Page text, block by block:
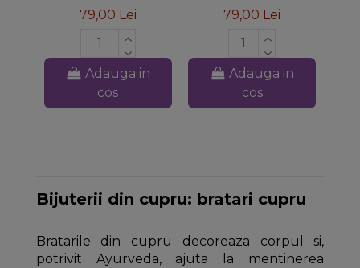
79,00 Lei
Adauga in
cos
79,00 Lei
Adauga in
cos
Bijuterii din cupru: bratari cupru
Bratarile din cupru decoreaza corpul si,
potrivit Ayurveda, ajuta la mentinerea